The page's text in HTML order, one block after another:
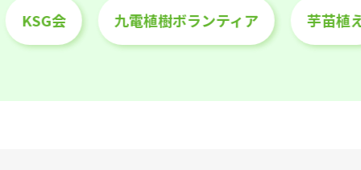
KSG会 九電植樹ボランティア 芋苗植え